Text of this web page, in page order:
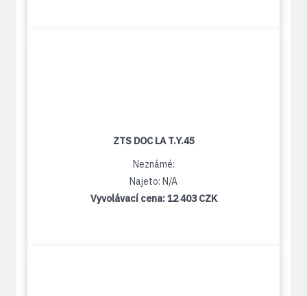
ZTS DOC LA T.Y.45
Neznámé:
Najeto: N/A
Vyvolávací cena:12 403 CZK